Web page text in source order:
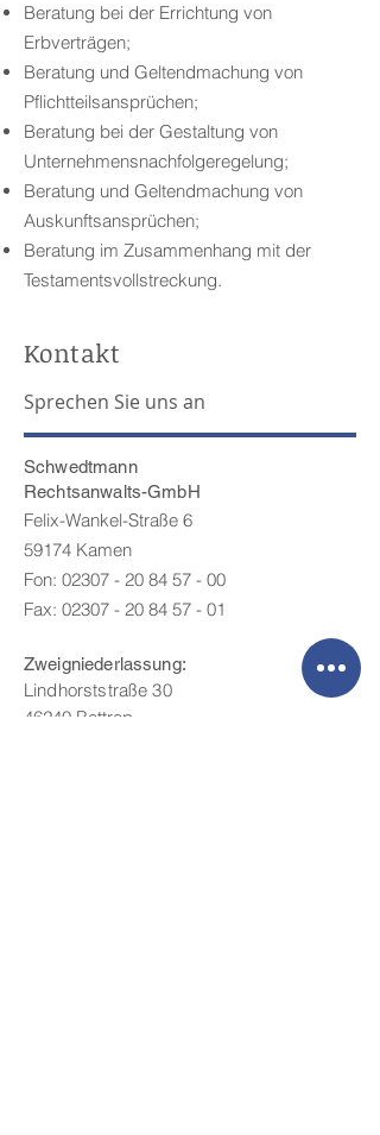
Beratung bei der Errichtung von
Erbverträgen;
Beratung und Geltendmachung von
Pflichtteilsansprüchen;
Beratung bei der Gestaltung von
Unternehmensnachfolgeregelung;
Beratung und Geltendmachung von
Auskunftsansprüchen;
Beratung im Zusammenhang mit der
Testamentsvollstreckung.
Kontakt
Sprechen Sie uns an
Schwedtmann
Rechtsanwalts-GmbH
Felix-Wankel-Straße 6
59174 Kamen
Fon: 02307 - 20 84 57 - 00
Fax: 02307 - 20 84 57 - 01
Zweigniederlassung:
Lindhorststraße 30
46240 Bottrop